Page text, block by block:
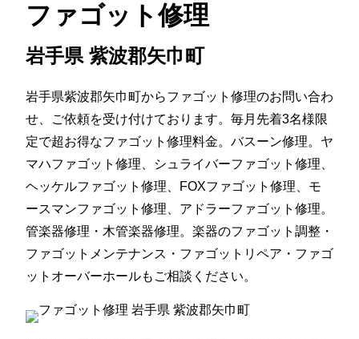
ファゴット修理
岩手県 紫波郡矢巾町
岩手県紫波郡矢巾町からファゴット修理のお問い合わ
せ、ご依頼を受け付けております。毎月先着3名様限
定で超お得なファゴット修理料金。バスーン修理。ヤ
マハファゴット修理、シュライバーファゴット修理、
ヘッケルファゴット修理、FOXファゴット修理、モ
ースマンファゴット修理、アドラーファゴット修理。
管楽器修理・木管楽器修理。楽器のファゴット調整・
ファゴットメンテナンス・ファゴットリペア・ファゴ
ットオーバーホールもご相談ください。